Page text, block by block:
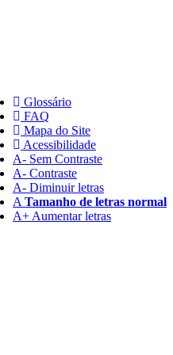
Glossário
FAQ
Mapa do Site
Acessibilidade
A- Sem Contraste
A- Contraste
A- Diminuir letras
A Tamanho de letras normal
A+ Aumentar letras